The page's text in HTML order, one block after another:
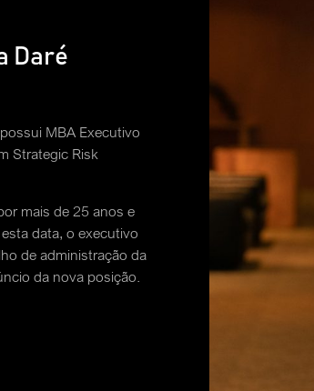
Daré
MBA Executivo
Strategic Risk
mais de 25 anos e
data, o executivo
de administração da
da nova posição.